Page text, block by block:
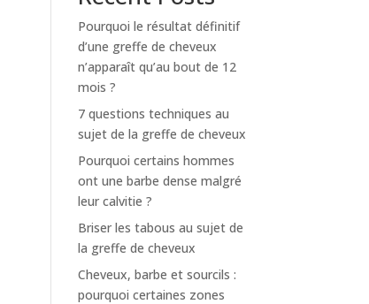
Pourquoi le résultat définitif
d’une greffe de cheveux
n’apparaît qu’au bout de 12
mois ?
7 questions techniques au
sujet de la greffe de cheveux
Pourquoi certains hommes
ont une barbe dense malgré
leur calvitie ?
Briser les tabous au sujet de
la greffe de cheveux
Cheveux, barbe et sourcils :
pourquoi certaines zones